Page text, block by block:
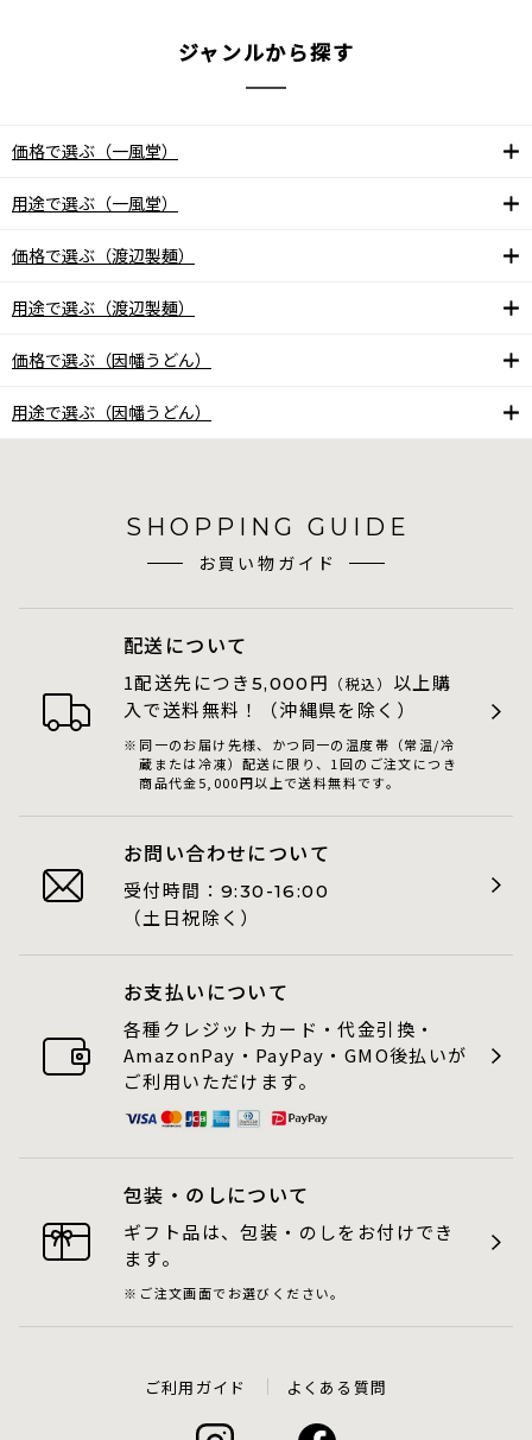
ジャンルから探す
価格で選ぶ（一風堂）
用途で選ぶ（一風堂）
価格で選ぶ（渡辺製麺）
用途で選ぶ（渡辺製麺）
価格で選ぶ（因幡うどん）
用途で選ぶ（因幡うどん）
SHOPPING GUIDE
お買い物ガイド
配送について
1配送先につき 5,000 円 （税込） 以上購
入で送料無料！（沖縄県を除く）
同一のお届け先様、かつ同一の温度帯（常温/冷
蔵または冷凍）配送に限り、1回のご注文につき
商品代金5,000円以上で送料無料です。
お問い合わせについて
受付時間： 9:30-16:00
（土日祝除く）
お支払いについて
各種クレジットカード・代金引換・
AmazonPay・PayPay・GMO後払いが
ご利用いただけます。
包装・のしについて
ギフト品は、包装・のしをお付けでき
ます。
ご注文画面でお選びください。
ご利用ガイド よくある質問